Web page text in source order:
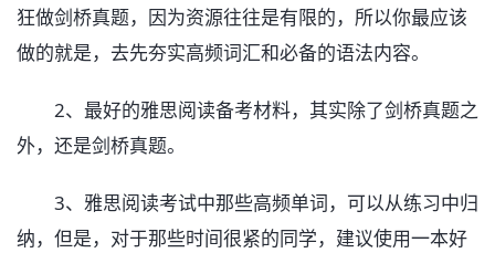
狂做剑桥真题，因为资源往往是有限的，所以你最应该
做的就是，去先夯实高频词汇和必备的语法内容。
2、最好的雅思阅读备考材料，其实除了剑桥真题之
外，还是剑桥真题。
3、雅思阅读考试中那些高频单词，可以从练习中归
纳，但是，对于那些时间很紧的同学，建议使用一本好